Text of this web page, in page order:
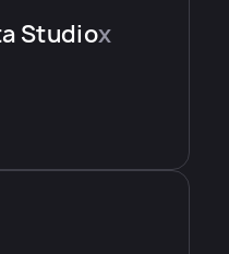
Studiox